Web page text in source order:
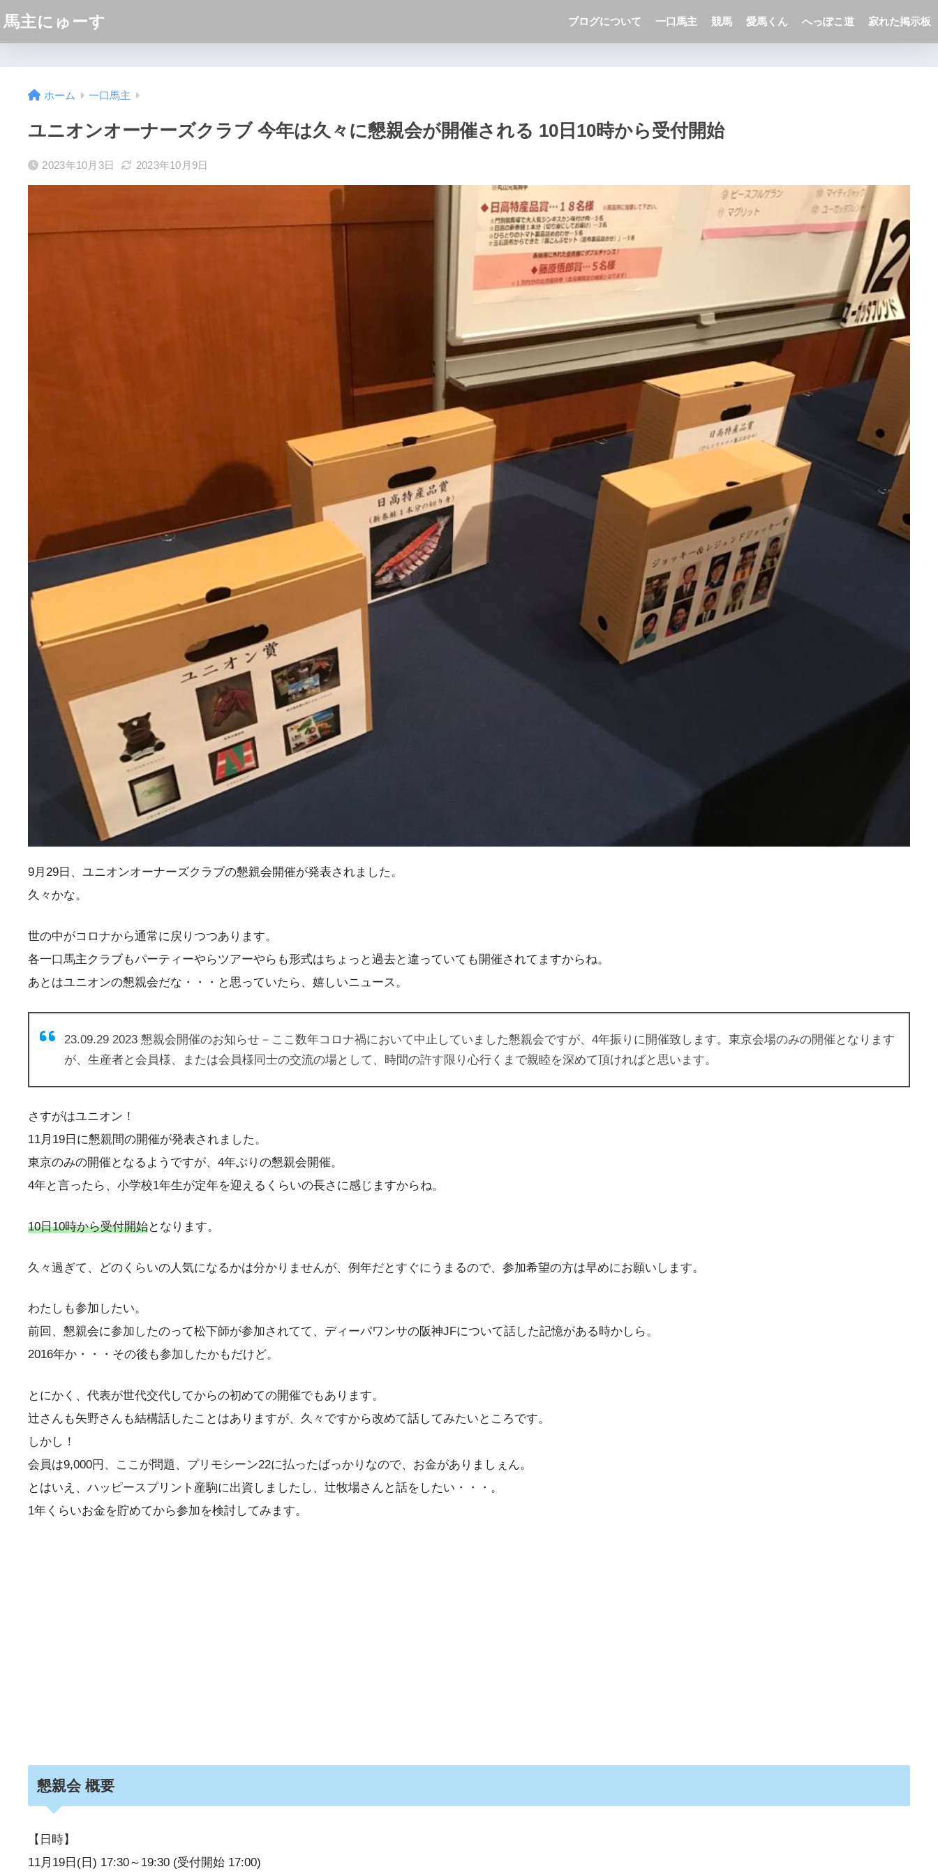
馬主にゅーす ブログについて 一口馬主 競馬 愛馬くん へっぽこ道 寂れた掲示板
ホーム 一口馬主
ユニオンオーナーズクラブ 今年は久々に懇親会が開催される 10日10時から受付開始
2023年10月3日 2023年10月9日
9月29日、ユニオンオーナーズクラブの懇親会開催が発表されました。
久々かな。
世の中がコロナから通常に戻りつつあります。
各一口馬主クラブもパーティーやらツアーやらも形式はちょっと過去と違っていても開催されてますからね。
あとはユニオンの懇親会だな・・・と思っていたら、嬉しいニュース。
23.09.29 2023 懇親会開催のお知らせ－ここ数年コロナ禍において中止していました懇親会ですが、4年振りに開催致します。東京会場のみの開催となります
が、生産者と会員様、または会員様同士の交流の場として、時間の許す限り心行くまで親睦を深めて頂ければと思います。
さすがはユニオン！
11月19日に懇親間の開催が発表されました。
東京のみの開催となるようですが、4年ぶりの懇親会開催。
4年と言ったら、小学校1年生が定年を迎えるくらいの長さに感じますからね。
10日10時から受付開始となります。
久々過ぎて、どのくらいの人気になるかは分かりませんが、例年だとすぐにうまるので、参加希望の方は早めにお願いします。
わたしも参加したい。
前回、懇親会に参加したのって松下師が参加されてて、ディーパワンサの阪神JFについて話した記憶がある時かしら。
2016年か・・・その後も参加したかもだけど。
とにかく、代表が世代交代してからの初めての開催でもあります。
辻さんも矢野さんも結構話したことはありますが、久々ですから改めて話してみたいところです。
しかし！
会員は9,000円、ここが問題、プリモシーン22に払ったばっかりなので、お金がありましぇん。
とはいえ、ハッピースプリント産駒に出資しましたし、辻牧場さんと話をしたい・・・。
1年くらいお金を貯めてから参加を検討してみます。
懇親会 概要
【日時】
11月19日(日) 17:30～19:30 (受付開始 17:00)